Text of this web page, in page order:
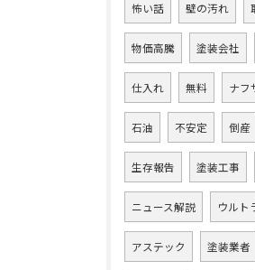
怖い話 壁の汚れ
物価高騰 塗装会社
仕入れ 無料 ナフ
石油 不安定 倒産
生存報告 塗装工事
ニュース解説 ウルト
アステック 塗装業者